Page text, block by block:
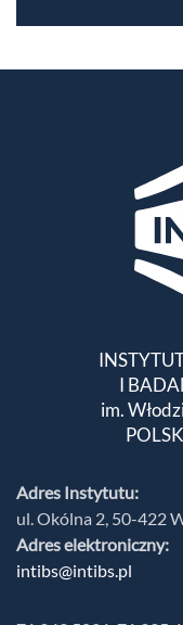
I
im.
Adres Instytutu:
ul. Okólna 2, 50-422
Adres elektroniczny:
intibs@intibs.pl